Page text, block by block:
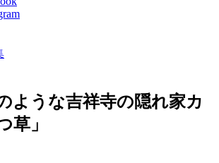
ような吉祥寺の隠れ家カ
草」